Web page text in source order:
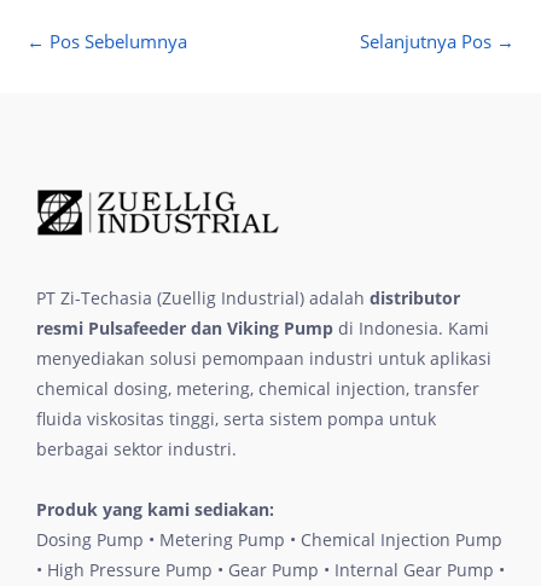
← Pos Sebelumnya Selanjutnya Pos →
PT Zi-Techasia (Zuellig Industrial) adalah distributor
resmi Pulsafeeder dan Viking Pump di Indonesia. Kami
menyediakan solusi pemompaan industri untuk aplikasi
chemical dosing, metering, chemical injection, transfer
fluida viskositas tinggi, serta sistem pompa untuk
berbagai sektor industri.
Produk yang kami sediakan:
Dosing Pump • Metering Pump • Chemical Injection Pump
• High Pressure Pump • Gear Pump • Internal Gear Pump •